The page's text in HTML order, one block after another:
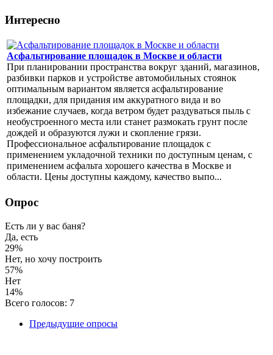
Интересно
Асфальтирование площадок в Москве и области
При планировании пространства вокруг зданий, магазинов,
разбивки парков и устройстве автомобильных стоянок
оптимальным вариантом является асфальтирование
площадки, для придания им аккуратного вида и во
избежание случаев, когда ветром будет раздуваться пыль с
необустроенного места или станет размокать грунт после
дождей и образуются лужи и скопление грязи.
Профессиональное асфальтирование площадок с
применением укладочной техники по доступным ценам, с
применением асфальта хорошего качества в Москве и
области. Цены доступны каждому, качество выпо...
Опрос
Есть ли у вас баня?
Да, есть
29%
Нет, но хочу построить
57%
Нет
14%
Всего голосов: 7
Предыдущие опросы